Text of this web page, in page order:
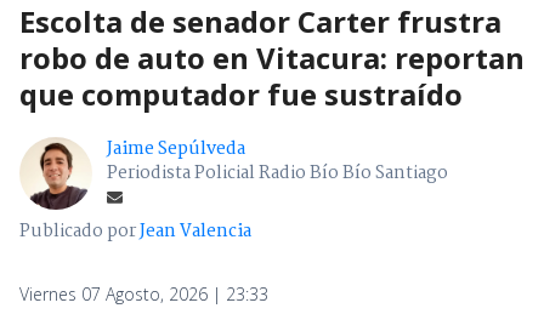
Escolta de senador Carter frustra
robo de auto en Vitacura: reportan
que computador fue sustraído
Jaime Sepúlveda
Periodista Policial Radio Bío Bío Santiago
Publicado porJean Valencia
Viernes 07 Agosto, 2026 | 23:33